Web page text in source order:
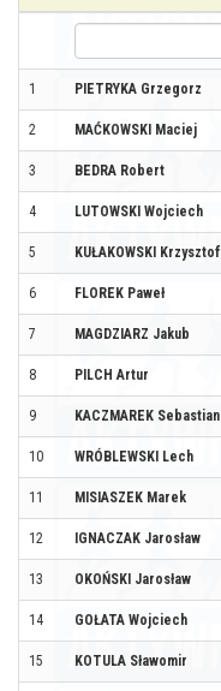
1 PIETRYKA Grzegorz
2 MAĆKOWSKI Maciej
3 BEDRA Robert
4 LUTOWSKI Wojciech
5 KUŁAKOWSKI Krzysztof
6 FLOREK Paweł
7 MAGDZIARZ Jakub
8 PILCH Artur
9 KACZMAREK Sebastian
10 WRÓBLEWSKI Lech
11 MISIASZEK Marek
12 IGNACZAK Jarosław
13 OKOŃSKI Jarosław
14 GOŁATA Wojciech
15 KOTULA Sławomir